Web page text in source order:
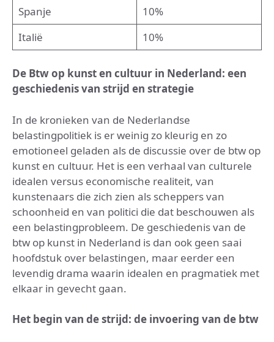
Spanje
10%
Italië
10%
De Btw op kunst en cultuur in Nederland: een
geschiedenis van strijd en strategie
In de kronieken van de Nederlandse
belastingpolitiek is er weinig zo kleurig en zo
emotioneel geladen als de discussie over de btw op
kunst en cultuur. Het is een verhaal van culturele
idealen versus economische realiteit, van
kunstenaars die zich zien als scheppers van
schoonheid en van politici die dat beschouwen als
een belastingprobleem. De geschiedenis van de
btw op kunst in Nederland is dan ook geen saai
hoofdstuk over belastingen, maar eerder een
levendig drama waarin idealen en pragmatiek met
elkaar in gevecht gaan.
Het begin van de strijd: de invoering van de btw